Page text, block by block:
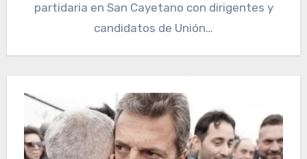
partidaria en San Cayetano con dirigentes y
candidatos de Unión…